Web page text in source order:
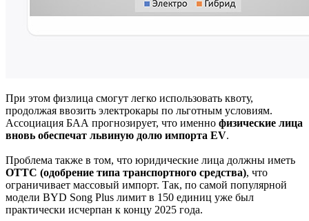
При этом физлица смогут легко использовать квоту,
продолжая ввозить электрокары по льготным условиям.
Ассоциация БАА прогнозирует, что именно физические лица
вновь обеспечат львиную долю импорта EV.
Проблема также в том, что юридические лица должны иметь
ОТТС (одобрение типа транспортного средства), что
ограничивает массовый импорт. Так, по самой популярной
модели BYD Song Plus лимит в 150 единиц уже был
практически исчерпан к концу 2025 года.